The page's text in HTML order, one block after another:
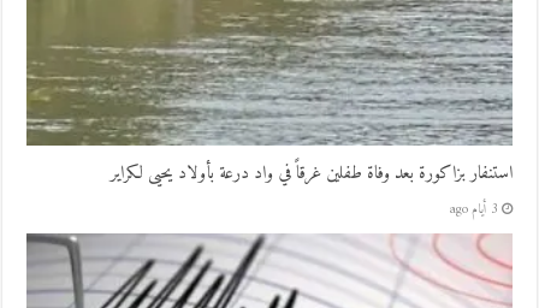
استنفار بزاكورة بعد وفاة طفلين غرقاً في واد درعة بأولاد يحيى لكراير
3 أيام ago